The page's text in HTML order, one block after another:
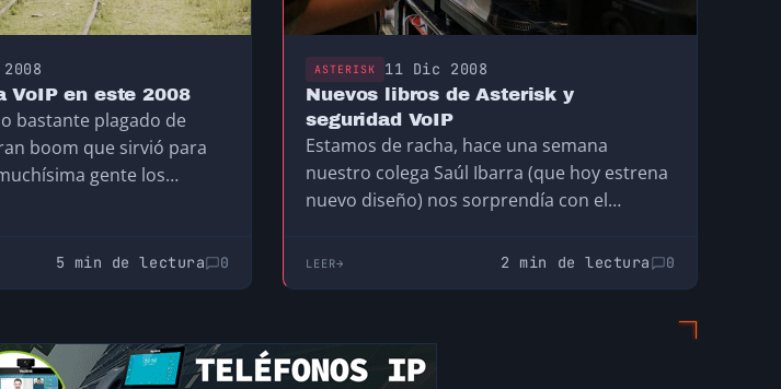
VoIP en este 2008
bastante plagado de
boom que sirvió para
gente los…
5 min de lectura 0
ASTERISK 11 Dic 2008
Nuevos libros de Asterisk y
seguridad VoIP
Estamos de racha, hace una semana
nuestro colega Saúl Ibarra (que hoy estrena
nuevo diseño) nos sorprendía con el
LEER 2 min de lectura 0